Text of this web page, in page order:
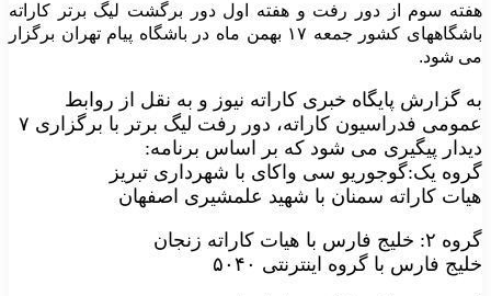
هفته سوم از دور رفت و هفته اول دور برگشت لیگ برتر کاراته
باشگاههای کشور جمعه ۱۷ بهمن ماه در باشگاه پیام تهران برگزار
می شود.
به گزارش پایگاه خبری کاراته نیوز و به نقل از روابط
عمومی فدراسیون کاراته، دور رفت لیگ برتر با برگزاری ۷
دیدار پیگیری می شود که بر اساس برنامه:
گروه یک:گوجوریو سی واکای با شهرداری تبریز
هیات کاراته سمنان با شهید علمشیری اصفهان
گروه ۲: خلیج فارس با هیات کاراته زنجان
خلیج فارس با گروه اینترنتی ۵۰۴۰